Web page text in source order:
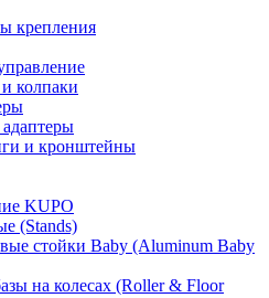
крепления
колпаки
и кронштейны
KUPO
(Stands)
стойки Baby (Aluminum Baby
на колесах (Roller & Floor